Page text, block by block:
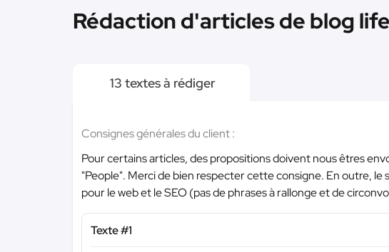
Rédaction d'articles de blog
13 textes à rédiger
Consignes générales du client :
Pour certains articles, des propositions doivent nous êtres
"People". Merci de bien respecter cette consigne. En outre,
pour le web et le SEO (pas de phrases à rallonge et de
Texte #1